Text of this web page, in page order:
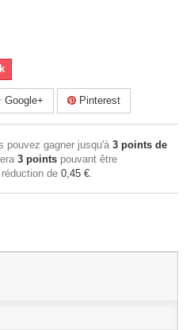
Google+ Pinterest
pouvez gagner jusqu'à 3 points de
3 points pouvant être
de 0,45 €.